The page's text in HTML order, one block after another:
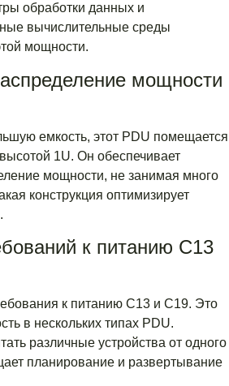
обработки данных и
вычислительные среды
мощности.
мощности
емкость, этот PDU помещается
1U. Он обеспечивает
мощности, не занимая много
конструкция оптимизирует
к питанию C13
к питанию C13 и C19. Это
в нескольких типах PDU.
различные устройства от одного
планирование и развертывание